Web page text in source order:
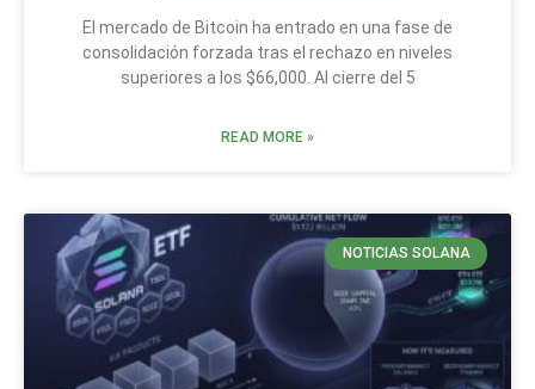
El mercado de Bitcoin ha entrado en una fase de
consolidación forzada tras el rechazo en niveles
superiores a los $66,000. Al cierre del 5
READ MORE »
NOTICIAS SOLANA